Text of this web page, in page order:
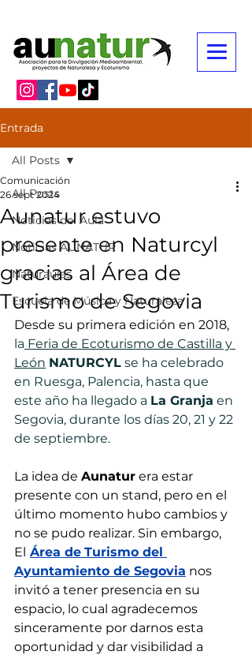
Entrada
All Posts
Noticias del Aula
Noticias AUNATUR
Naturaulas
Escuela de Música y Naturaleza
All Posts
Aunatur estuvo
presente en Naturcyl
gracias al Área de
Turismo de Segovia
Comunicación
26 sept 2024
Desde su primera edición en 2018,
la Feria de Ecoturismo de Castilla y
León NATURCYL se ha celebrado
en Ruesga, Palencia, hasta que
este año ha llegado a La Granja en
Segovia, durante los días 20, 21 y 22
de septiembre.
La idea de Aunatur era estar
presente con un stand, pero en el
último momento hubo cambios y
no se pudo realizar. Sin embargo,
El Área de Turismo del
Ayuntamiento de Segovia nos
invitó a tener presencia en su
espacio, lo cual agradecemos
sinceramente por darnos esta
oportunidad y dar visibilidad a